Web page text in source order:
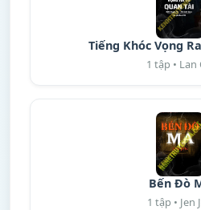
Tiếng Khóc Vọng
1 tập • Lan
Bến Đò
1 tập • Jen